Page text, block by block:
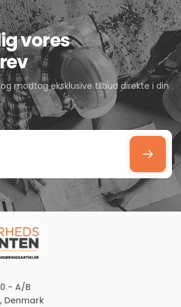
vores
modtag eksklusive tilbud direkte i din
- A/B
Denmark